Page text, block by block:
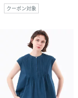
クーポン対象